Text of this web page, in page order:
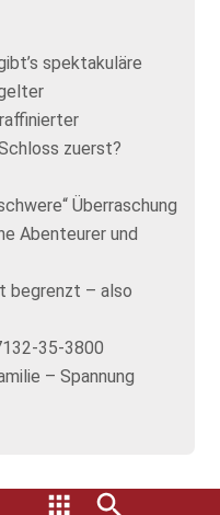
spektakuläre
zuerst?
Überraschung
Abenteurer und
begrenzt – also
35-3800
– Spannung